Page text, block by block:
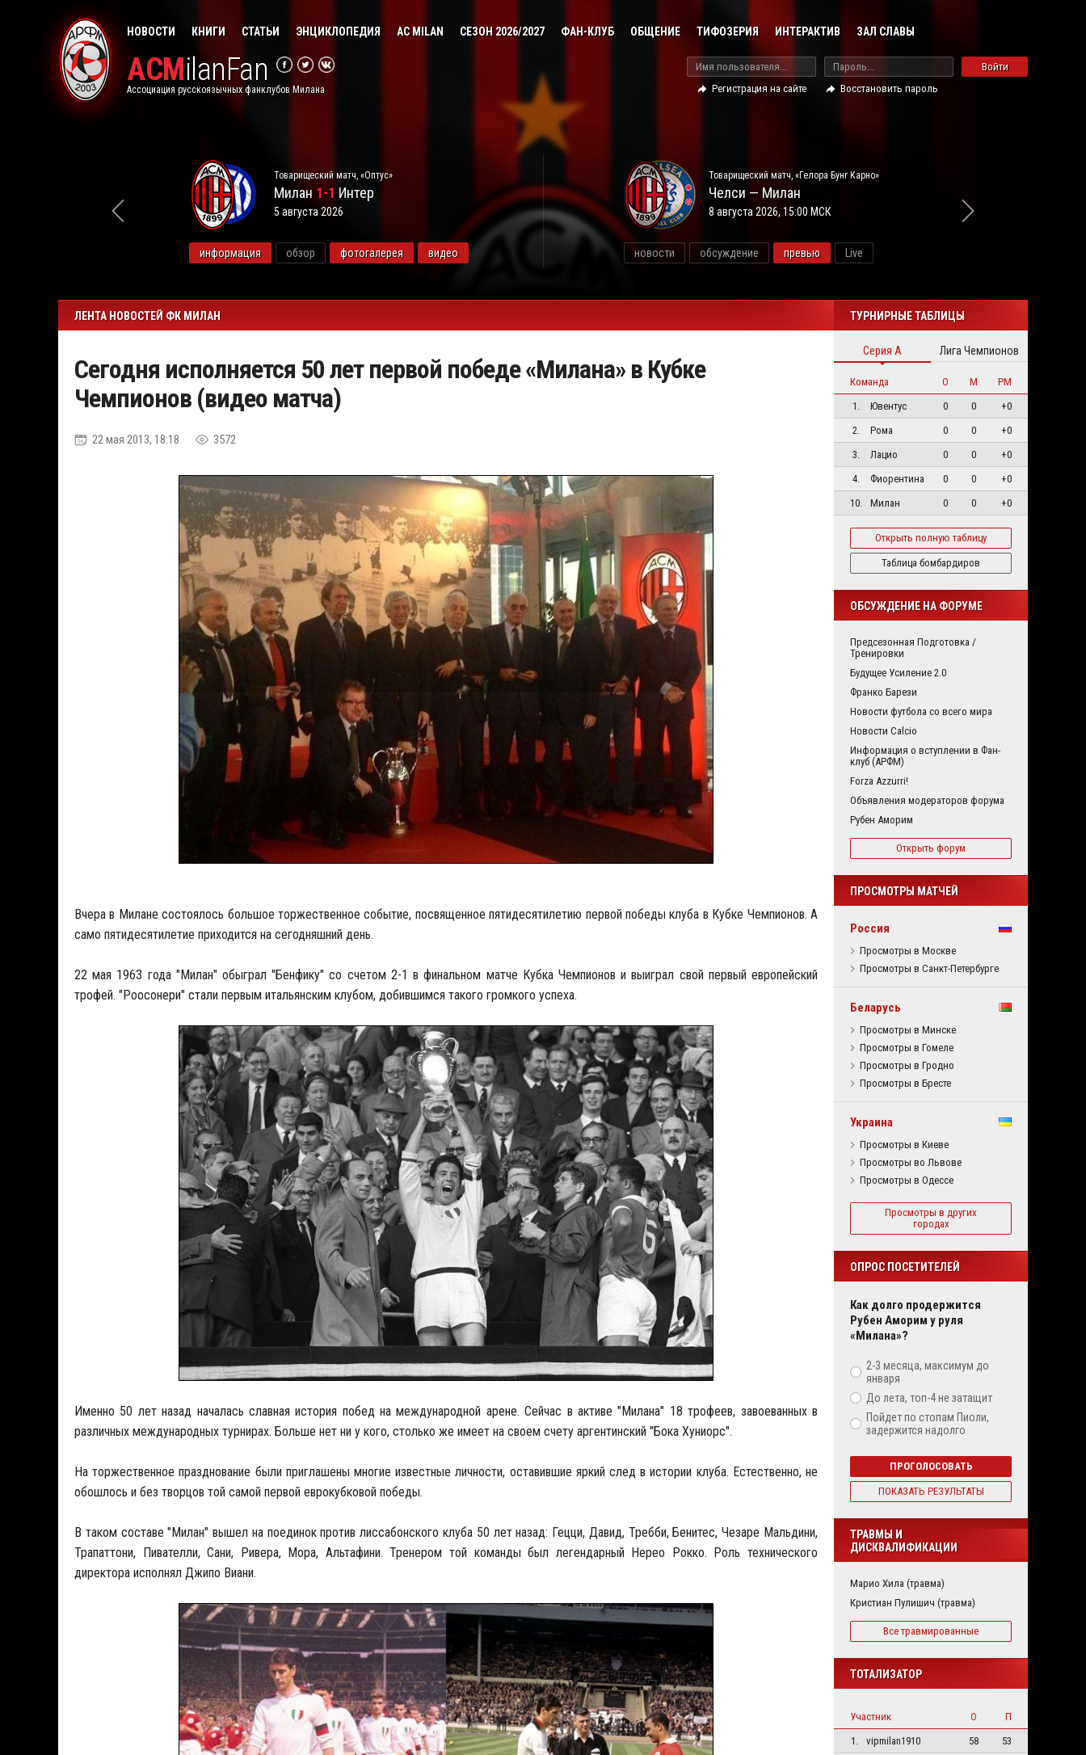
НОВОСТИ КНИГИ СТАТЬИ ЭНЦИКЛОПЕДИЯ AC MILAN СЕЗОН 2026/2027 ФАН-КЛУБ ОБЩЕНИЕ ТИФОЗЕРИЯ ИНТЕРАКТИВ ЗАЛ СЛАВЫ
ACMilanFan
Ассоциация русскоязычных фанклубов Милана
Войти
Регистрация на сайте
Восстановить пароль
Товарищеский матч, «Оптус»
Милан 1-1 Интер
5 августа 2026
информация обзор фотогалерея видео
Товарищеский матч, «Гелора Бунг Карно»
Челси — Милан
8 августа 2026, 15:00 МСК
новости обсуждение превью Live
ЛЕНТА НОВОСТЕЙ ФК МИЛАН
Сегодня исполняется 50 лет первой победе «Милана» в Кубке
Чемпионов (видео матча)
22 мая 2013, 18:18 3572
Вчера в Милане состоялось большое торжественное событие, посвященное пятидесятилетию первой победы клуба в Кубке Чемпионов. А
само пятидесятилетие приходится на сегодняшний день.
22 мая 1963 года "Милан" обыграл "Бенфику" со счетом 2-1 в финальном матче Кубка Чемпионов и выиграл свой первый европейский
трофей. "Роосонери" стали первым итальянским клубом, добившимся такого громкого успеха.
Именно 50 лет назад началась славная история побед на международной арене. Сейчас в активе "Милана" 18 трофеев, завоеванных в
различных международных турнирах. Больше нет ни у кого, столько же имеет на своем счету аргентинский "Бока Хуниорс".
На торжественное празднование были приглашены многие известные личности, оставившие яркий след в истории клуба. Естественно, не
обошлось и без творцов той самой первой еврокубковой победы.
В таком составе "Милан" вышел на поединок против лиссабонского клуба 50 лет назад: Гецци, Давид, Требби, Бенитес, Чезаре Мальдини,
Трапаттони, Пивателли, Сани, Ривера, Мора, Альтафини. Тренером той команды был легендарный Нерео Рокко. Роль технического
директора исполнял Джипо Виани.
ТУРНИРНЫЕ ТАБЛИЦЫ
Серия А Лига Чемпионов
Команда О М
РМ
1.
Ювентус 0 0
+0
2.
Рома 0 0
+0
3.
Лацио 0 0
+0
4.
Фиорентина 0 0
+0
10.
Милан 0 0 +0
Открыть полную таблицу
Таблица бомбардиров
ОБСУЖДЕНИЕ НА ФОРУМЕ
Предсезонная Подготовка /
Тренировки
Будущее Усиление 2.0
Франко Барези
Новости футбола со всего мира
Новости Calcio
Информация о вступлении в Фан-
клуб (АРФМ)
Forza Azzurri!
Объявления модераторов форума
Рубен Аморим
Открыть форум
ПРОСМОТРЫ МАТЧЕЙ
Россия
Просмотры в Москве
Просмотры в Санкт-Петербурге
Беларусь
Просмотры в Минске
Просмотры в Гомеле
Просмотры в Гродно
Просмотры в Бресте
Украина
Просмотры в Киеве
Просмотры во Львове
Просмотры в Одессе
Просмотры в других
городах
ОПРОС ПОСЕТИТЕЛЕЙ
Как долго продержится
Рубен Аморим у руля
«Милана»?
2-3 месяца, максимум до
января
До лета, топ-4 не затащит
Пойдет по стопам Пиоли,
задержится надолго
ПРОГОЛОСОВАТЬ
ПОКАЗАТЬ РЕЗУЛЬТАТЫ
ТРАВМЫ И
ДИСКВАЛИФИКАЦИИ
Марио Хила (травма)
Кристиан Пулишич (травма)
Все травмированные
ТОТАЛИЗАТОР
Участник О
П
1.
vipmilan1910 58
53